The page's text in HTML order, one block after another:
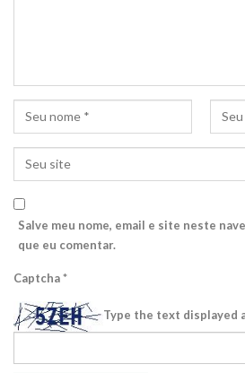
Salve meu nome, email e site neste
que eu comentar.
Captcha*
Type the text displayed